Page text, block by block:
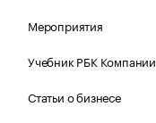
Мероприятия
Учебник РБК Компании
Статьи о бизнесе